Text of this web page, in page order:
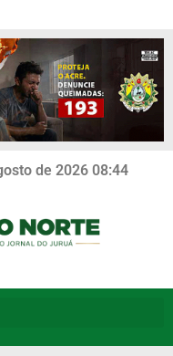
de 2026 08:44